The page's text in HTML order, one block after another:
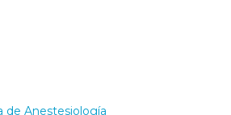
de Anestesiología